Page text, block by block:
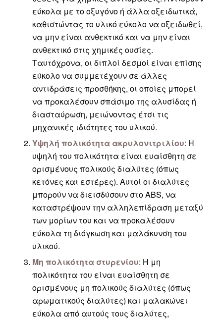
εύκολα με το οξυγόνο ή άλλα οξειδωτικά,
καθιστώντας το υλικό εύκολο να οξειδωθεί,
να μην είναι ανθεκτικό και να μην είναι
ανθεκτικό στις χημικές ουσίες.
Ταυτόχρονα, οι διπλοί δεσμοί είναι επίσης
εύκολο να συμμετέχουν σε άλλες
αντιδράσεις προσθήκης, οι οποίες μπορεί
να προκαλέσουν σπάσιμο της αλυσίδας ή
διασταύρωση, μειώνοντας έτσι τις
μηχανικές ιδιότητες του υλικού.
Υψηλή πολικότητα ακρυλονιτριλίου: Η
υψηλή του πολικότητα είναι ευαίσθητη σε
ορισμένους πολικούς διαλύτες (όπως
κετόνες και εστέρες). Αυτοί οι διαλύτες
μπορούν να διεισδύσουν στο ABS, να
καταστρέψουν την αλληλεπίδραση μεταξύ
των μορίων του και να προκαλέσουν
εύκολα τη διόγκωση και μαλάκυνση του
υλικού.
Μη πολικότητα στυρενίου: Η μη
πολικότητα του είναι ευαίσθητη σε
ορισμένους μη πολικούς διαλύτες (όπως
αρωματικούς διαλύτες) και μαλακώνει
εύκολα από αυτούς τους διαλύτες,